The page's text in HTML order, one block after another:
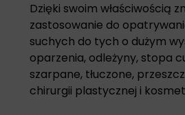
Dzięki swoim właściwością
zastosowanie do
suchych do tych o dużym
oparzenia, odleżyny, stopa
szarpane, tłuczone,
chirurgii plastycznej i